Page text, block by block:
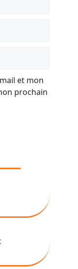
et mon
prochain